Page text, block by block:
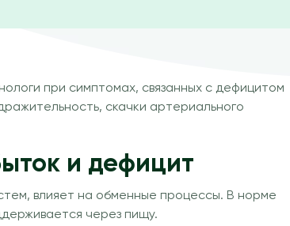
при симптомах, связанных с дефицитом
скачки артериального
и дефицит
влияет на обменные процессы. В норме
через пищу.